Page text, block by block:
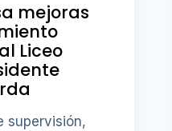
mejoras
Liceo
supervisión,